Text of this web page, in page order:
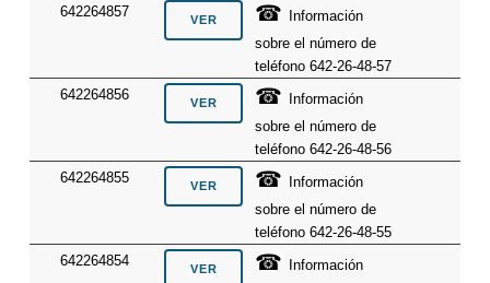
642264857
☎
Información
sobre el número de
teléfono 642-26-48-57
642264856
☎
Información
sobre el número de
teléfono 642-26-48-56
642264855
☎
Información
sobre el número de
teléfono 642-26-48-55
642264854
☎
Información